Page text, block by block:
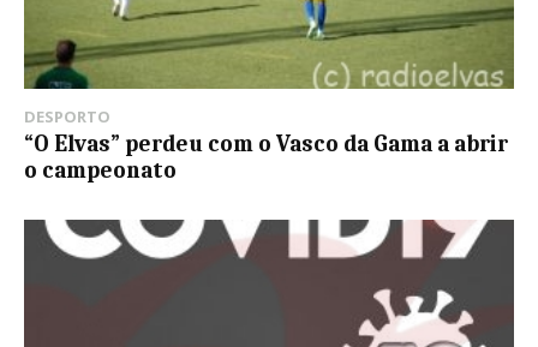
DESPORTO
“O Elvas” perdeu com o Vasco da Gama a abrir
o campeonato